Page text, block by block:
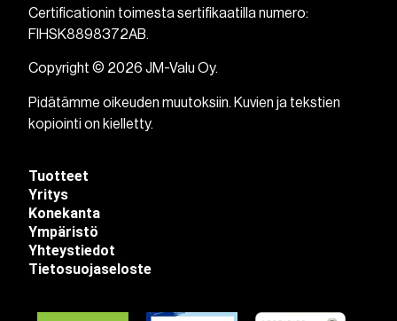
Certificationin toimesta sertifikaatilla numero:
FIHSK8898372AB.
Copyright © 2026 JM-Valu Oy.
Pidätämme oikeuden muutoksiin. Kuvien ja tekstien
kopiointi on kielletty.
Tuotteet
Yritys
Konekanta
Ympäristö
Yhteystiedot
Tietosuojaseloste